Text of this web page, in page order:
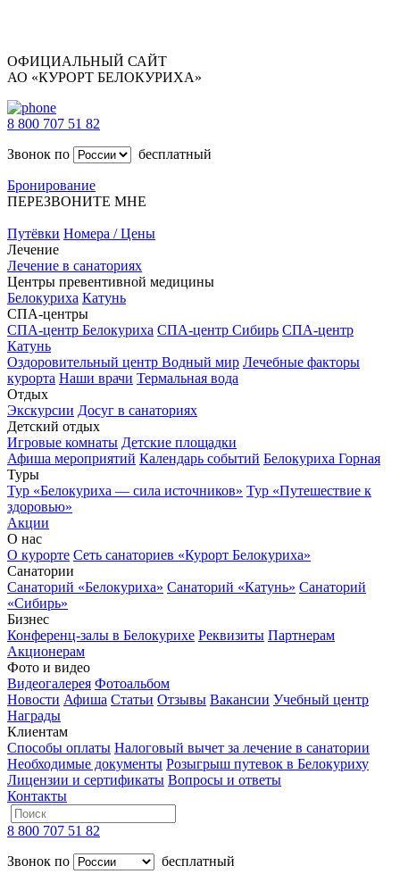
ОФИЦИАЛЬНЫЙ САЙТ
АО «КУРОРТ БЕЛОКУРИХА»
8 800 707 51 82
Звонок по
бесплатный
Бронирование
ПЕРЕЗВОНИТЕ МНЕ
Путёвки Номера / Цены
Лечение
Лечение в санаториях
Центры превентивной медицины
Белокуриха Катунь
СПА-центры
СПА-центр Белокуриха СПА-центр Сибирь СПА-центр
Катунь
Оздоровительный центр Водный мир Лечебные факторы
курорта Наши врачи Термальная вода
Отдых
Экскурсии Досуг в санаториях
Детский отдых
Игровые комнаты Детские площадки
Афиша мероприятий Календарь событий Белокуриха Горная
Туры
Тур «Белокуриха — сила источников» Тур «Путешествие к
здоровью»
Акции
О нас
О курорте Сеть санаториев «Курорт Белокуриха»
Санатории
Санаторий «Белокуриха» Санаторий «Катунь» Санаторий
«Сибирь»
Бизнес
Конференц-залы в Белокурихе Реквизиты Партнерам
Акционерам
Фото и видео
Видеогалерея Фотоальбом
Новости Афиша Статьи Отзывы Вакансии Учебный центр
Награды
Клиентам
Способы оплаты Налоговый вычет за лечение в санатории
Необходимые документы Розыгрыш путевок в Белокуриху
Лицензии и сертификаты Вопросы и ответы
Контакты
8 800 707 51 82
Звонок по
бесплатный